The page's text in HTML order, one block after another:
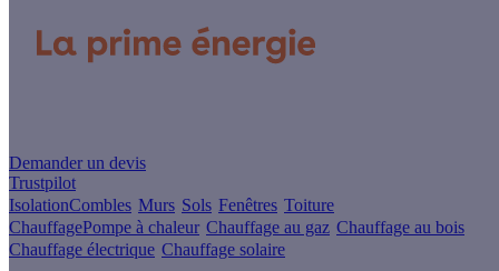
Demander un devis
Trustpilot
IsolationCombles Murs Sols Fenêtres Toiture
ChauffagePompe à chaleur Chauffage au gaz Chauffage au bois
Chauffage électrique Chauffage solaire